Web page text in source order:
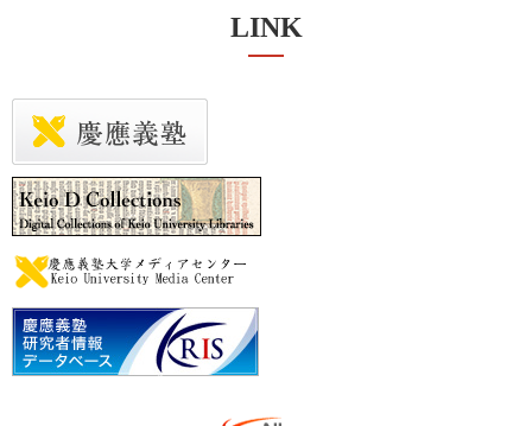
LINK